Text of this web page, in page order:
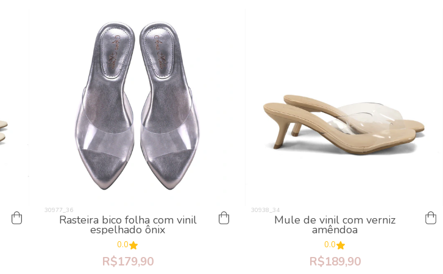
Rasteira bico folha com vinil
espelhado ônix
0.0
R$179,90
Mule de vinil com verniz
amêndoa
0.0
R$189,90